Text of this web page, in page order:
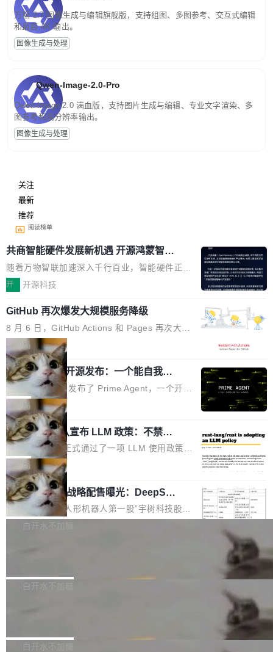
万相 2.7 图像生成与编辑旗舰版，支持组图、多图参考、交互式编辑
和最高 4K 输出。
图像生成与处理
Qwen-Image-2.0-Pro
Qwen-Image-2.0 满血版，支持图片生成与编辑、专业文字渲染、多
图参考和高分辨率输出。
图像生成与处理
关注
最新
推荐
阅读榜单
共商智能硬件发展新机遇 开源鸿蒙智能
硬件开发者日杭州站即将举行
随着万物智联加速深入千行百业，智能硬件正从
单点设备迈向智能化、网联化、协同化发展。作
鸿蒙通过统一技术底座和分布式能力，为不同类
型智能设备的开发、连接与互联提供关键支撑，
也为产业链企业探索产品创新与商业增长打开新
的空间。 8月14日，开源鸿蒙智能硬件开发者日
（OHDD：OpenHarmony Hardware Develope
r Day）将在杭州启航。活动面向智能硬件产业
链企业和开发者，邀请行业专家与资深技术顾
问，围绕开源鸿蒙技术能力、设备适配、芯片适
配、功耗与稳定性调优、兼容性测评及统一互联
等内容展开系统讲解和实战交流，帮助企业进一
步了解开源鸿蒙在智能...
开 开源科技
GitHub 再次爆发大规模服务降级
8 月 6 日，GitHub Actions 和 Pages 再次大规
模服务降级，Actions 完全不可用超过 5 小时，
webhook 停发，连自托管 runner 也因调度层故
障无法工作。Pages、Copilot code review、C
opilot coding agent 全部受影响。从检测到完全
恢复，大约 12 小时。 这是 2026 年 8 月的第六
起事故，其中四起与 AI/Copilot 服务相关。 Git
Hub 员工 kdaigle 在 HN 讨论中贴出了一组数
据：2025 年全年 10 亿次 commit。现在，每周
2.75 亿次，全年预计 140 亿次。GitHub...
局
Prime Agent 开源发布：一个能自我改
进的编程 Agent，ARC-AGI 3 超越人类
专家基线
Prime Intellect 发布了 Prime Agent，一个开源
的编程 Agent Harness，核心设计围绕两个抽
象：Recursive Language Model（RLM）和 C
ontinual Harness。在 ARC-AGI 3 基准测试
上，Prime Agent + Opus 5 的组合达到了 95.
5% RHAE Best@1，超过了 ARC 报告的人类专
家基线 95.4%。 不是又一个 coding agent 包装
器 Prime Agent 的架构和市面上大多数 coding
agent 有本质区别。大多数 agent harness 的设
计是基于早期模型的能力—...
局
Rust 项目团队宣布 LLM 政策：不禁
止，但你要承认哪些代码不是你写的
Rust 语言项目正式通过了一项 LLM 使用政策，
覆盖 rust-lang/rust 单一仓库的代码贡献。这不
是项目级别的官方立场，目前由五个团队采纳，
但它可能是主流开源项目中关于 AI 辅助贡献最
细致的一份规则。 政策的核心只有一句话：LLM
可以用来分析、提炼、审阅、建议，但不能用来
不得生成涉及安全性的关键变更，除非作者本身
局
宇树科技 IPO 战略配售曝光：DeepSe
ek 获配 93.3 万股，锁定 36 个月
8月6日晚间，“人形机器人第一股”宇树科技股份
有限公司披露IPO发行价格及战略配售结果，杭
36个月。 公告显示，本次宇树科技战略配售对
员工参与设立的专项资产管理计划。其中，Dee
白开水不加糖
Bug fixes and enhancements 修复多次传递同
一个回归问题，该问题导致拉取镜像时会拒绝包
白开水不加糖
e 孵化器项目管理委员会（IPMC）投票中获得
白开水不加糖